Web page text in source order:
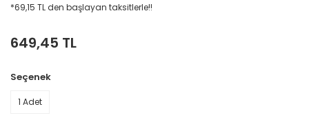
*69,15 TL den başlayan taksitlerle!!
649,45 TL
Seçenek
1 Adet